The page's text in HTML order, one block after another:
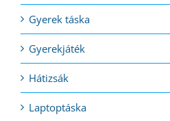
Gyerek táska
Gyerekjáték
Hátizsák
Laptoptáska